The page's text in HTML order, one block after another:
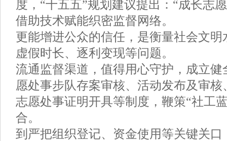
度，“十五五”规划建议提出：“成长志
借助技术赋能织密监督网络。
更能增进公众的信任，是衡量社会文
虚假时长、逐利变现等问题。
流通监督渠道，值得用心守护，成立健
愿处事步队存案审核、活动发布及审
志愿处事证明开具等制度，鞭策“社工
合。
到严把组织登记、资金使用等关键关口